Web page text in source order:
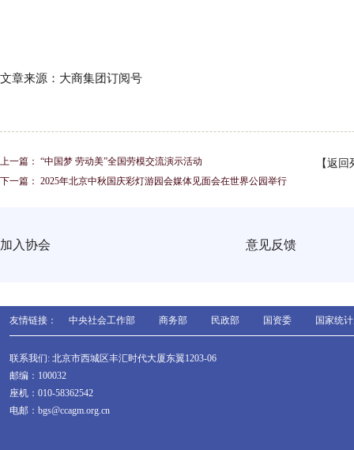
文章来源：大商集团订阅号
上一篇： “中国梦 劳动美”全国劳模交流演示活动
下一篇： 2025年北京中秋国庆彩灯游园会媒体见面会在世界公园举行
【返
加入协会 意见反馈
友情链接： 中央社会工作部 商务部 民政部 国资委 国家统
联系我们: 北京市西城区丰汇时代大厦东翼1203-06
邮编：100032
座机：010-58362542
电邮：bgs@ccagm.org.cn